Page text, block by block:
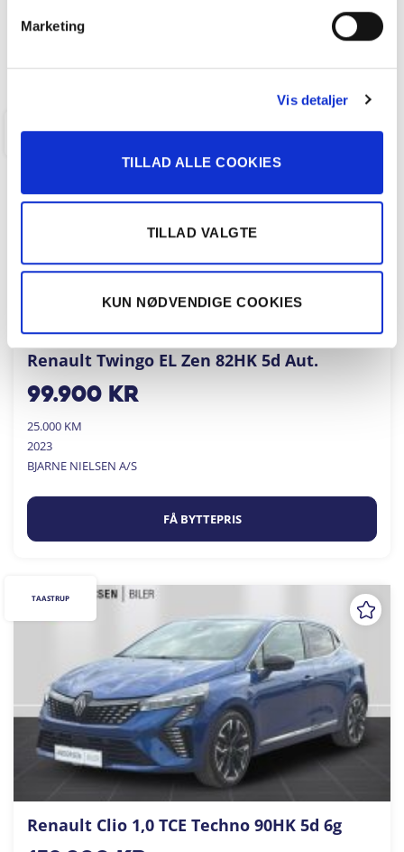
Marketing
Vis detaljer
TILLAD ALLE COOKIES
TILLAD VALGTE
KUN NØDVENDIGE COOKIES
Renault Twingo EL Zen 82HK 5d Aut.
99.900kr
25.000 KM
2023
BJARNE NIELSEN A/S
FÅ BYTTEPRIS
BIRKERØD
Renault Clio 1,0 TCE Techno 90HK 5d 6g
TAASTRUP